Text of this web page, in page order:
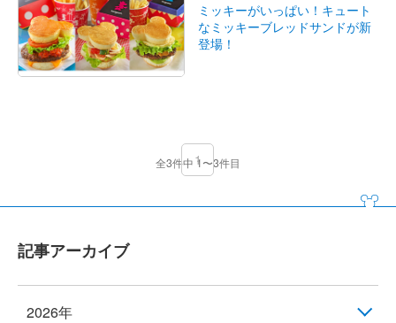
ミッキーがいっぱい！キュート
なミッキーブレッドサンドが新
登場！
1
全3件中 1〜3件目
記事アーカイブ
2026年